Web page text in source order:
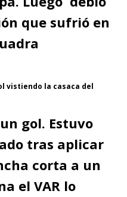
que sufrió en
vistiendo la casaca del
gol. Estuvo
tras aplicar
corta a un
el VAR lo